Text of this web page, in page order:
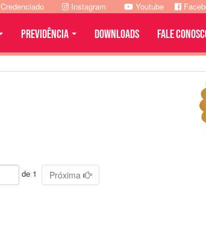
de 1 Próxima
Instagram Youtube
PREVIDÊNCIA DOWNLOADS FALE